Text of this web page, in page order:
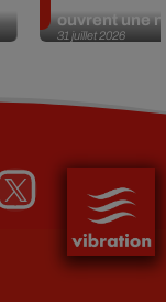
31 juillet 2026
ouvrent une